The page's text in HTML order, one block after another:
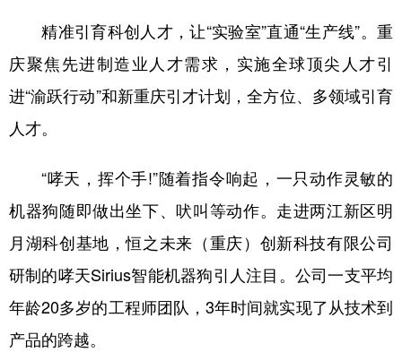
精准引育科创人才，让“实验室”直通“生产线”。重
庆聚焦先进制造业人才需求，实施全球顶尖人才引
进“渝跃行动”和新重庆引才计划，全方位、多领域引育
人才。
“哮天，挥个手!”随着指令响起，一只动作灵敏的
机器狗随即做出坐下、吠叫等动作。走进两江新区明
月湖科创基地，恒之未来（重庆）创新科技有限公司
研制的哮天Sirius智能机器狗引人注目。公司一支平均
年龄20多岁的工程师团队，3年时间就实现了从技术到
产品的跨越。